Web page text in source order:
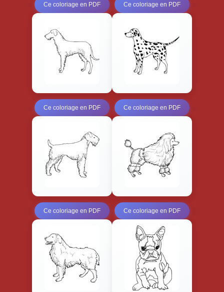
Ce coloriage en PDF Ce coloriage en PDF
Ce coloriage en PDF Ce coloriage en PDF
Ce coloriage en PDF Ce coloriage en PDF